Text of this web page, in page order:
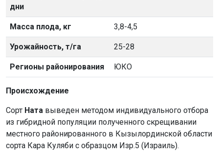
дни
Масса плода, кг 3,8-4,5
Урожайность, т/га 25-28
Регионы районирования ЮКО
Происхождение
Сорт Ната выведен методом индивидуального отбора
из гибридной популяции полученного скрещивании
местного районированного в Кызылординской области
сорта Кара Куляби с образцом Изр.5 (Израиль).